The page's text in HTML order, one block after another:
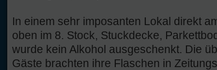
In einem sehr imposanten Lokal direkt
oben im 8. Stock, Stuckdecke,
wurde kein Alkohol ausgeschenkt. Die
Gäste brachten ihre Flaschen in